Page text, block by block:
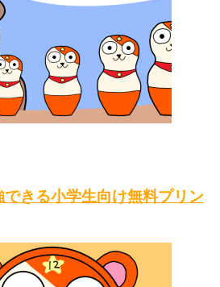
きる小学生向け無料プリン